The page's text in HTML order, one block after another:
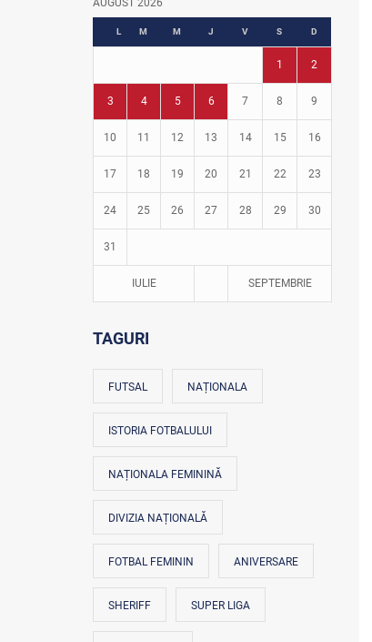
Fotbal în grădinițe
AUGUST 2026
L M M J V S D
1 2
3 4 5 6 7 8 9
10 11 12 13 14 15 16
17 18 19 20 21 22 23
24 25 26 27 28 29 30
31
IULIE SEPTEMBRIE
TAGURI
FUTSAL NAȚIONALA
ISTORIA FOTBALULUI
NAȚIONALA FEMININĂ
DIVIZIA NAȚIONALĂ
FOTBAL FEMININ ANIVERSARE
SHERIFF SUPER LIGA